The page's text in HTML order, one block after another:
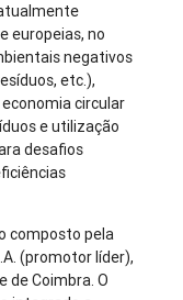
europeias, no
negativos
etc.),
circular
e utilização
desafios
composto pela
(promotor líder),
de Coimbra. O